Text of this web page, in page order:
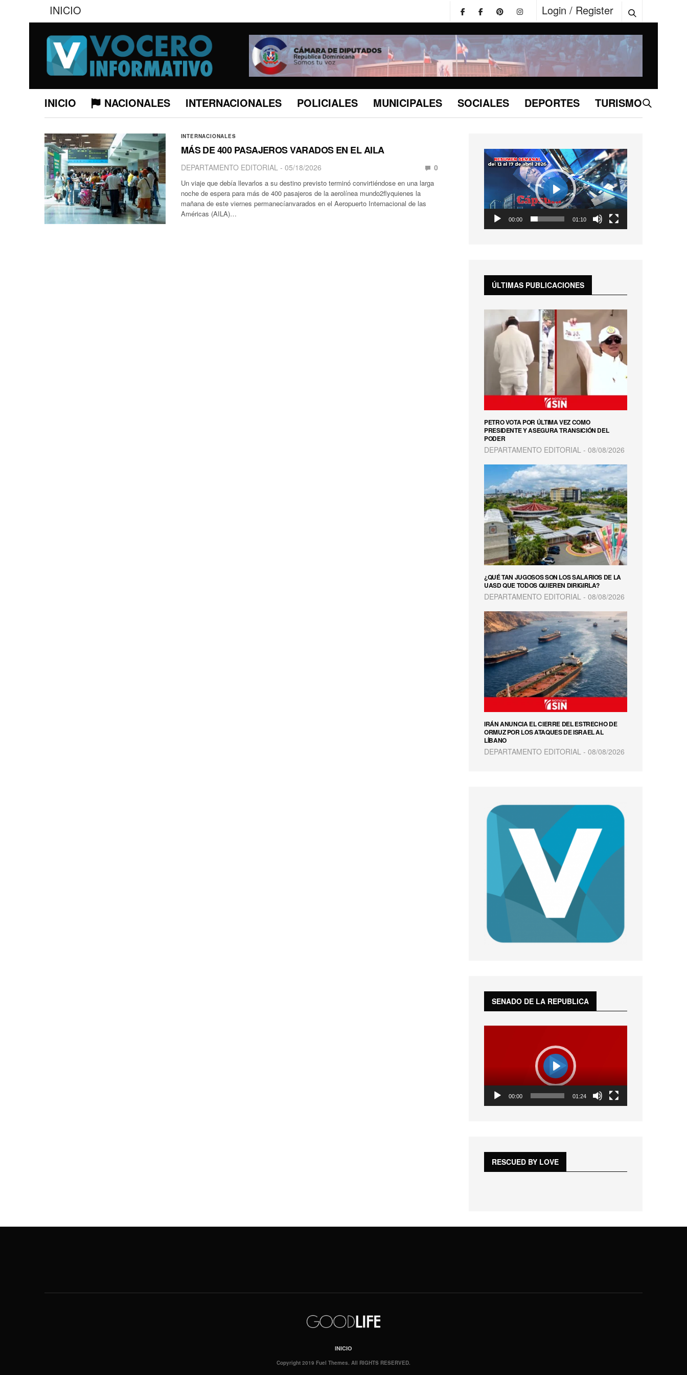
INICIO Login / Register
INICIO NACIONALES INTERNACIONALES POLICIALES MUNICIPALES SOCIALES DEPORTES TURISMO
INTERNACIONALES
MÁS DE 400 PASAJEROS VARADOS EN EL AILA
DEPARTAMENTO EDITORIAL 05/18/2026 0
Un viaje que debía llevarlos a su destino previsto terminó convirtiéndose en una larga
noche de espera para más de 400 pasajeros de la aerolínea mundo2flyquienes la
mañana de este viernes permanecíanvarados en el Aeropuerto Internacional de las
Américas (AILA)…
01:10
SettingsEnter
Reproductor
de
00:00 01:10
Play
ÚLTIMAS PUBLICACIONES
PETRO VOTA POR ÚLTIMA VEZ COMO
PRESIDENTE Y ASEGURA TRANSICIÓN DEL
PODER
DEPARTAMENTO EDITORIAL 08/08/2026
¿QUÉ TAN JUGOSOS SON LOS SALARIOS DE LA
UASD QUE TODOS QUIEREN DIRIGIRLA?
DEPARTAMENTO EDITORIAL 08/08/2026
IRÁN ANUNCIA EL CIERRE DEL ESTRECHO DE
ORMUZ POR LOS ATAQUES DE ISRAEL AL
LÍBANO
DEPARTAMENTO EDITORIAL 08/08/2026
SENADO DE LA REPUBLICA
01:24
SettingsEnter
00:00 01:24
Play
RESCUED BY LOVE
INICIO
Copyright 2019 Fuel Themes. All RIGHTS RESERVED.